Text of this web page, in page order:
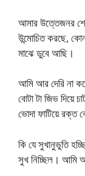
আমার উত্তেজনর
উন্মোচিত করছে,
মাঝে ডুবে আছি।
আমি আর দেরি না
বোটা টা জিভ দিয়ে
ভোদা ফাটিয়ে রক্ত
কি যে সুখানুভুতি
সুখ নিচ্ছিল। আমি